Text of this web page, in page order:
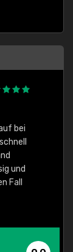
bei
und
Fall